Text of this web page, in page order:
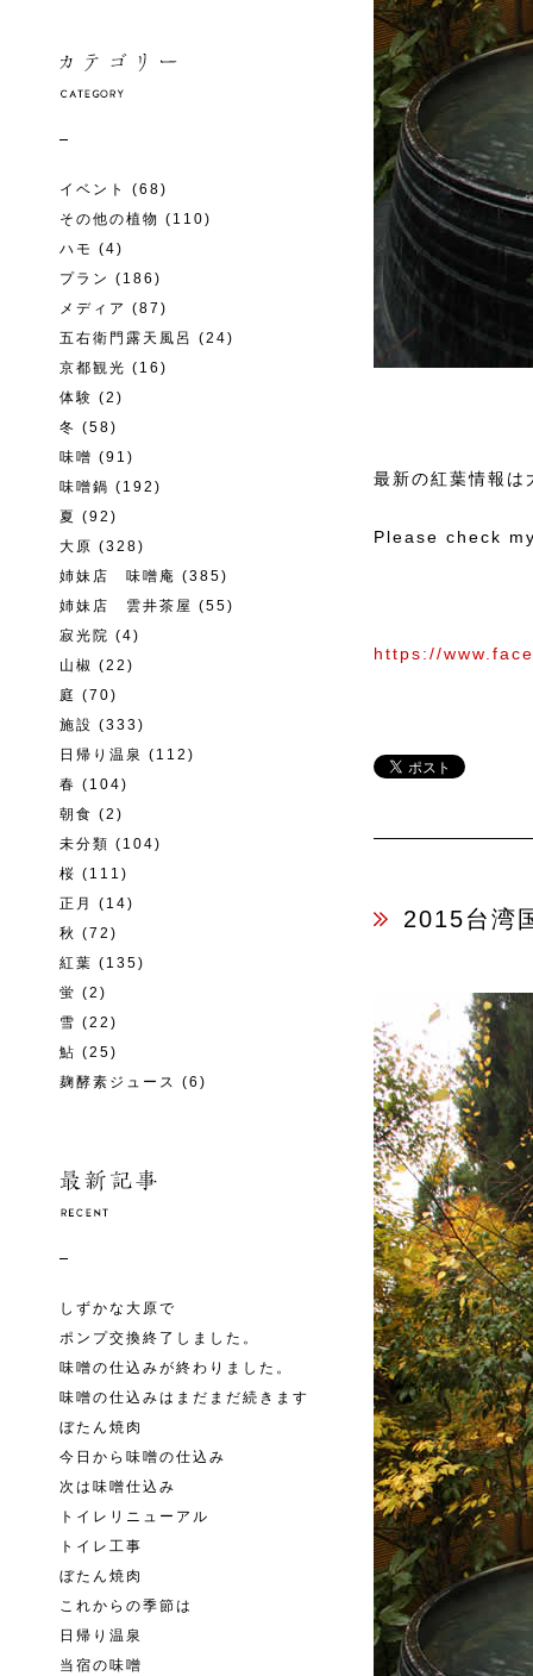
イベント
(68)
その他の植物 (110)
ハモ (4)
プラン (186)
メディア (87)
五右衛門露天風呂 (24)
京都観光 (16)
体験 (2)
冬 (58)
味噌 (91)
味噌鍋 (192)
夏 (92)
大原 (328)
姉妹店 味噌庵 (385)
姉妹店 雲井茶屋 (55)
寂光院 (4)
山椒 (22)
庭 (70)
施設 (333)
日帰り温泉 (112)
春 (104)
朝食 (2)
未分類 (104)
桜 (111)
正月
(14)
秋 (72)
紅葉 (135)
蛍 (2)
雪 (22)
鮎 (25)
麹酵素ジュース (6)
しずかな大原で
ポンプ交換終了しました。
味噌の仕込みが終わりました。
味噌の仕込みはまだまだ続きます
ぼたん焼肉
今日から味噌の仕込み
次は味噌仕込み
トイレリニューアル
トイレ工事
ぼたん焼肉
これからの季節は
日帰り温泉
当宿の味噌
最新の紅葉情報
Please check
https://
2015台湾